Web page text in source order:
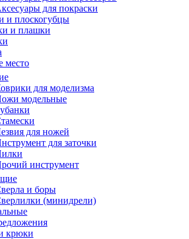
для покраски
и плоскогубцы
и плашки
место
для моделизма
модельные
для ножей
для заточки
инструмент
и боры
(минидрели)
крюки